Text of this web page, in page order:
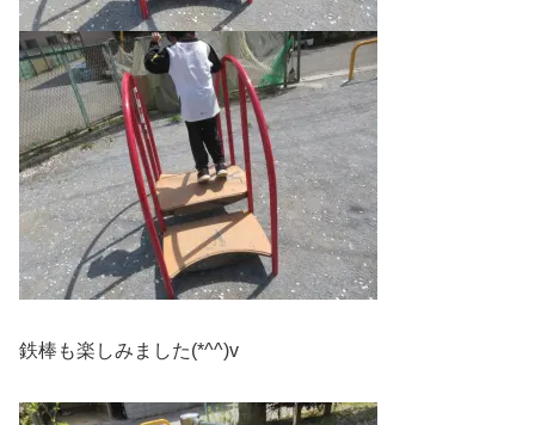
鉄棒も楽しみました(*^^)v